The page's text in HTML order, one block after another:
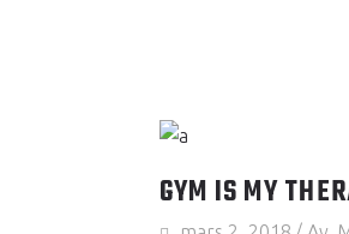
GYM IS MY